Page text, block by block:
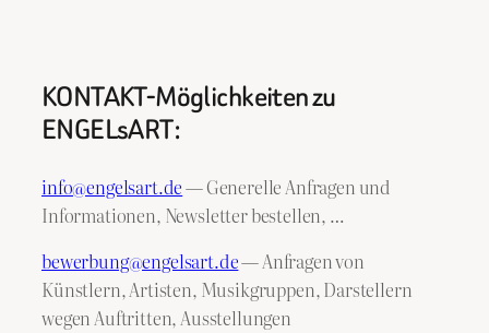
KONTAKT-Möglichkeiten zu
ENGELsART:
info@engelsart.de— Generelle Anfragen und
Informationen, Newsletter bestellen, …
bewerbung@engelsart.de— Anfragen von
Künstlern, Artisten, Musikgruppen, Darstellern
wegen Auftritten, Ausstellungen